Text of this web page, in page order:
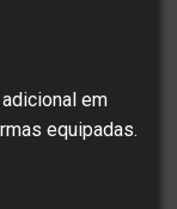
em
equipadas.